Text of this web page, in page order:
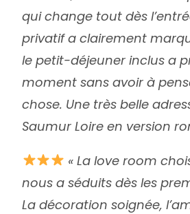
qui change tout dès
privatif a clairement
le petit-déjeuner inclus a
moment sans avoir à
chose. Une très belle
Saumur Loire en version
« La love room
nous a séduits dès les
La décoration soignée,